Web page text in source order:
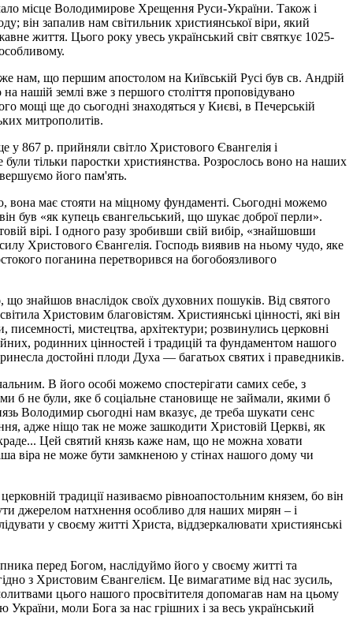
місце Володимирове Хрещення Руси-України. Також і
запалив нам світильник християнської віри, який
життя. Цього року увесь український світ святкує 1025-
нам, що першим апостолом на Київській Русі був св. Андрій
нашій землі вже з першого століття проповідувано
мощі ще до сьогодні знаходяться у Києві, в Печерській
митрополитів.
у 867 р. прийняли світло Христового Євангелія і
тільки паростки християнства. Розрослось воно на наших
його пам'ять.
вона має стояти на міцному фундаменті. Сьогодні можемо
був «як купець євангельський, що шукає доброї перли».
вірі. І одного разу зробивши свій вибір, «знайшовши
Христового Євангелія. Господь виявив на ньому чудо, яке
поганина перетворився на богобоязливого
знайшов внаслідок своїх духовних пошуків. Від святого
Христовим благовістям. Християнські цінності, які він
мистецтва, архітектури; розвинулись церковні
родинних цінностей і традицій та фундаментом нашого
достойні плоди Духа — багатьох святих і праведників.
В його особі можемо спостерігати самих себе, з
б не були, яке б соціальне становище не займали, якими б
Володимир сьогодні нам вказує, де треба шукати сенс
адже ніщо так не може зашкодити Христовій Церкві, як
Цей святий князь каже нам, що не можна ховати
віра не може бути замкненою у стінах нашого дому чи
традиції називаємо рівноапостольним князем, бо він
джерелом натхнення особливо для наших мирян – і
у своєму житті Христа, віддзеркалювати християнські
перед Богом, наслідуймо його у своєму житті та
з Христовим Євангелієм. Це вимагатиме від нас зусиль,
цього нашого просвітителя допомагав нам на цьому
моли Бога за нас грішних і за весь український